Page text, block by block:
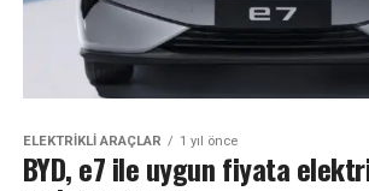
ELEKTRIKLI ARAÇLAR 1 yıl önce
BYD, e7 ile uygun fiyata